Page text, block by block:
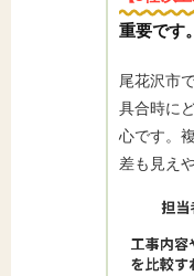
重要です。
尾花沢市
具合時に
心です。
差も見え